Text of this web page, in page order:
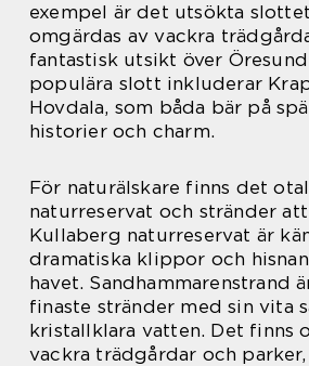
exempel är det utsökta
omgärdas av vackra
fantastisk utsikt över
populära slott inkluderar
Hovdala, som båda bär på
historier och charm.
För naturälskare finns det
naturreservat och stränder
Kullaberg naturreservat är
dramatiska klippor och
havet. Sandhammarenstrand
finaste stränder med sin vita
kristallklara vatten. Det finns
vackra trädgårdar och